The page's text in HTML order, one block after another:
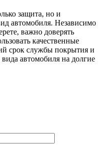
защита, но и
автомобиля. Независимо
важно доверять
качественные
срок службы покрытия и
автомобиля на долгие